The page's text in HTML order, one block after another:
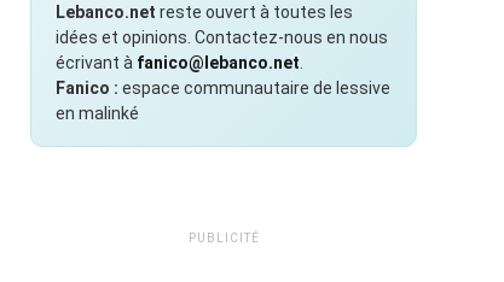
Lebanco.net reste ouvert à toutes les
idées et opinions. Contactez-nous en nous
écrivant à fanico@lebanco.net
Fanico : espace communautaire de lessive
en malinké
PUBLICITÉ